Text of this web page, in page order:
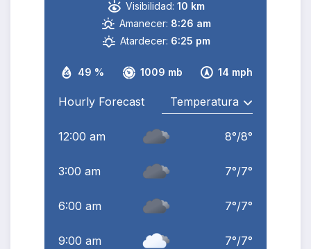
49 % 1009 mb 14 mph
Visibilidad: 10 km
Amanecer: 8:26 am
Atardecer: 6:25 pm
Hourly Forecast
12:00 am 8°/8°
3:00 am 7°/7°
6:00 am 7°/7°
9:00 am 7°/7°